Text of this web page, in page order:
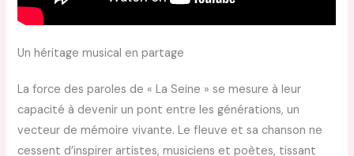
Un héritage musical en partage
La force des paroles de « La Seine » se mesure à leur
capacité à devenir un pont entre les générations, un
vecteur de mémoire vivante. Le fleuve et sa chanson ne
cessent d’inspirer artistes, musiciens et poètes, tissant